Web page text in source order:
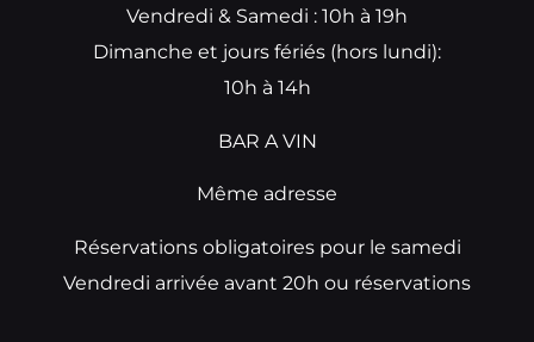
Vendredi & Samedi : 10h à 19h
Dimanche et jours fériés (hors lundi):
10h à 14h
BAR A VIN
Même adresse
Réservations obligatoires pour le samedi
Vendredi arrivée avant 20h ou réservations